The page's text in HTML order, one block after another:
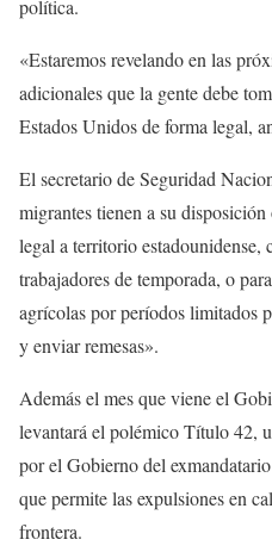
política.
«Estaremos revelando en las
adicionales que la gente debe
Estados Unidos de forma legal,
El secretario de Seguridad
migrantes tienen a su
legal a territorio estadounidense,
trabajadores de temporada, o
agrícolas por períodos limitados
y enviar remesas».
Además el mes que viene el
levantará el polémico Título 42,
por el Gobierno del
que permite las expulsiones en
frontera.